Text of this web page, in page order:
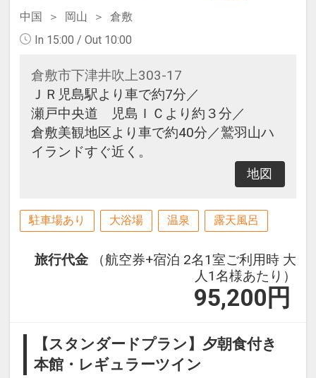
中国 岡山
倉敷
In 15:00 / Out 10:00
倉敷市下津井吹上303-17
ＪＲ児島駅より車で約7分／
瀬戸中央道 児島ＩＣより約３分／
倉敷美観地区より車で約40分／鷲羽山ハ
イランドすぐ近く。
地図
駐車場あり 大浴場 温泉 露天風呂
旅行代金
（航空券+宿泊 2名1室ご利用時 大
人1名様あたり）
95,200 円
【スタンダードプラン】夕朝食付き
本館・レギュラーツイン